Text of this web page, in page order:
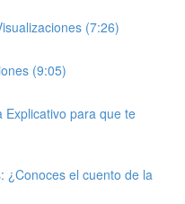
(7:26)
(9:05)
Explicativo para que te
¿Conoces el cuento de la